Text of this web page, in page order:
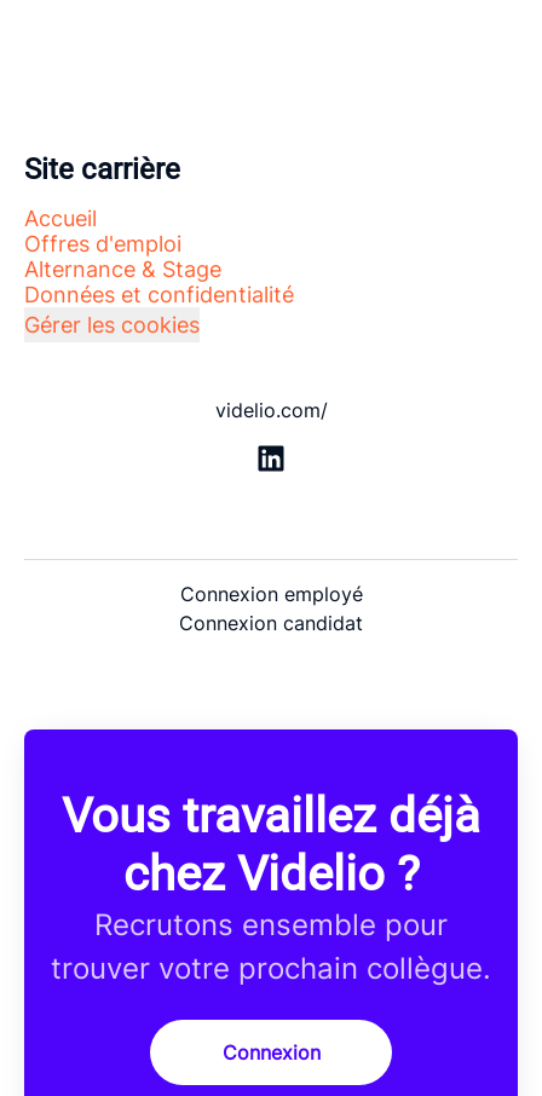
Site carrière
Accueil
Offres d'emploi
Alternance & Stage
Données et confidentialité
Gérer les cookies
videlio.com/
Connexion employé
Connexion candidat
Vous travaillez déjà
chez Videlio ?
Recrutons ensemble pour
trouver votre prochain collègue.
Connexion